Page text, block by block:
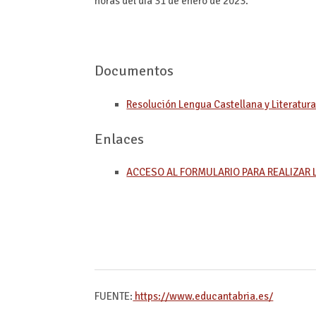
Documentos
Resolución Lengua Castellana y Literatura
Enlaces
ACCESO AL FORMULARIO PARA REALIZAR
FUENTE: https://www.educantabria.es/